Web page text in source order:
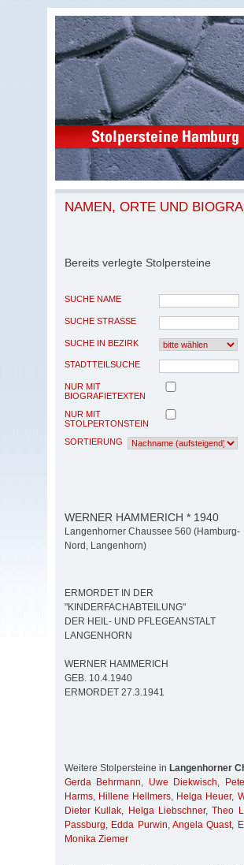
NAMEN, ORTE UND
Bereits verlegte Stolpersteine
SUCHE NAME
SUCHE STRASSE
SUCHE IN BEZIRK
STADTTEILSUCHE
NUR MIT
BIOGRAFIETEXTEN
NUR MIT
STOLPERTONSTEIN
SORTIERUNG
WERNER HAMMERICH * 1940
Langenhorner Chaussee 560 (Hamburg-
Nord, Langenhorn)
ERMORDET IN DER
"KINDERFACHABTEILUNG"
DER HEIL- UND PFLEGEANSTALT
LANGENHORN
WERNER HAMMERICH
GEB. 10.4.1940
ERMORDET 27.3.1941
Weitere Stolpersteine in Langenhorner
Gerda Behrmann, Uwe Diekwisch,
Harms, Hillene Hellmers, Helga Heuer,
Dieter Kullak, Helga Liebschner,Theo
Passburg, Edda Purwin, Angela Quast,
Monika Ziemer